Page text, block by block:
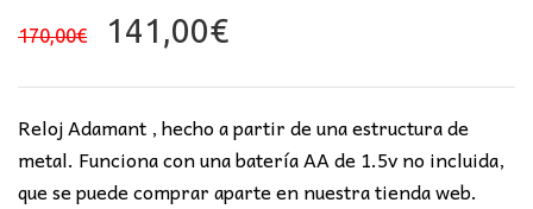
170,00€
El
original
era:
170,00€.
141,00€El
actual
es:
141,00€.
Reloj Adamant , hecho a partir de una estructura de
metal. Funciona con una batería AA de 1.5v no incluida,
que se puede comprar aparte en nuestra tienda web.